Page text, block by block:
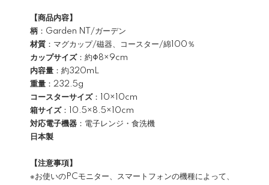
【商品内容】
柄 ：Garden NT/ガーデン
材質 ：マグカップ/磁器、コースター/綿100％
カップサイズ ：約Φ8×9cm
内容量 ：約320mL
重量 ：232.5g
コースターサイズ ：10×10cm
箱サイズ ：10.5×8.5×10cm
対応電子機器 ：電子レンジ・食洗機
日本製
【注意事項】
※お使いのPCモニター、スマートフォンの機種によって、